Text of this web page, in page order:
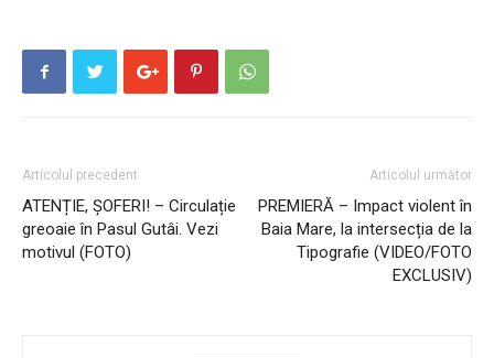
Articolul precedent
ATENȚIE, ȘOFERI! – Circulație
greoaie în Pasul Gutâi. Vezi
motivul (FOTO)
Articolul următor
PREMIERĂ – Impact violent în
Baia Mare, la intersecția de la
Tipografie (VIDEO/FOTO
EXCLUSIV)